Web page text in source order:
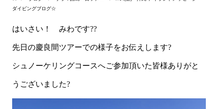
ダイビングブログ☆
はいさい！ みわです??
先日の慶良間ツアーでの様子をお伝えします?
シュノーケリングコースへご参加頂いた皆様ありがと
うございました?